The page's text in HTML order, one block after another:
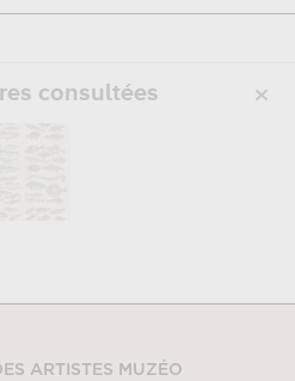
consultées
ARTISTES MUZÉO